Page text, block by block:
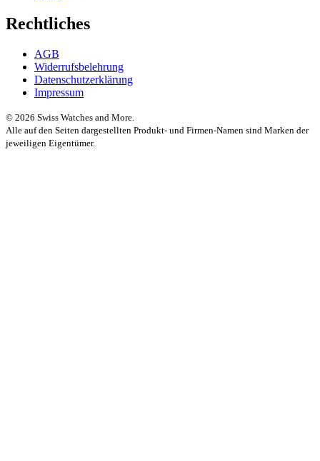
Rechtliches
AGB
Widerrufsbelehrung
Datenschutzerklärung
Impressum
© 2026 Swiss Watches and More.
Alle auf den Seiten dargestellten Produkt- und Firmen-Namen sind Marken der
jeweiligen Eigentümer.